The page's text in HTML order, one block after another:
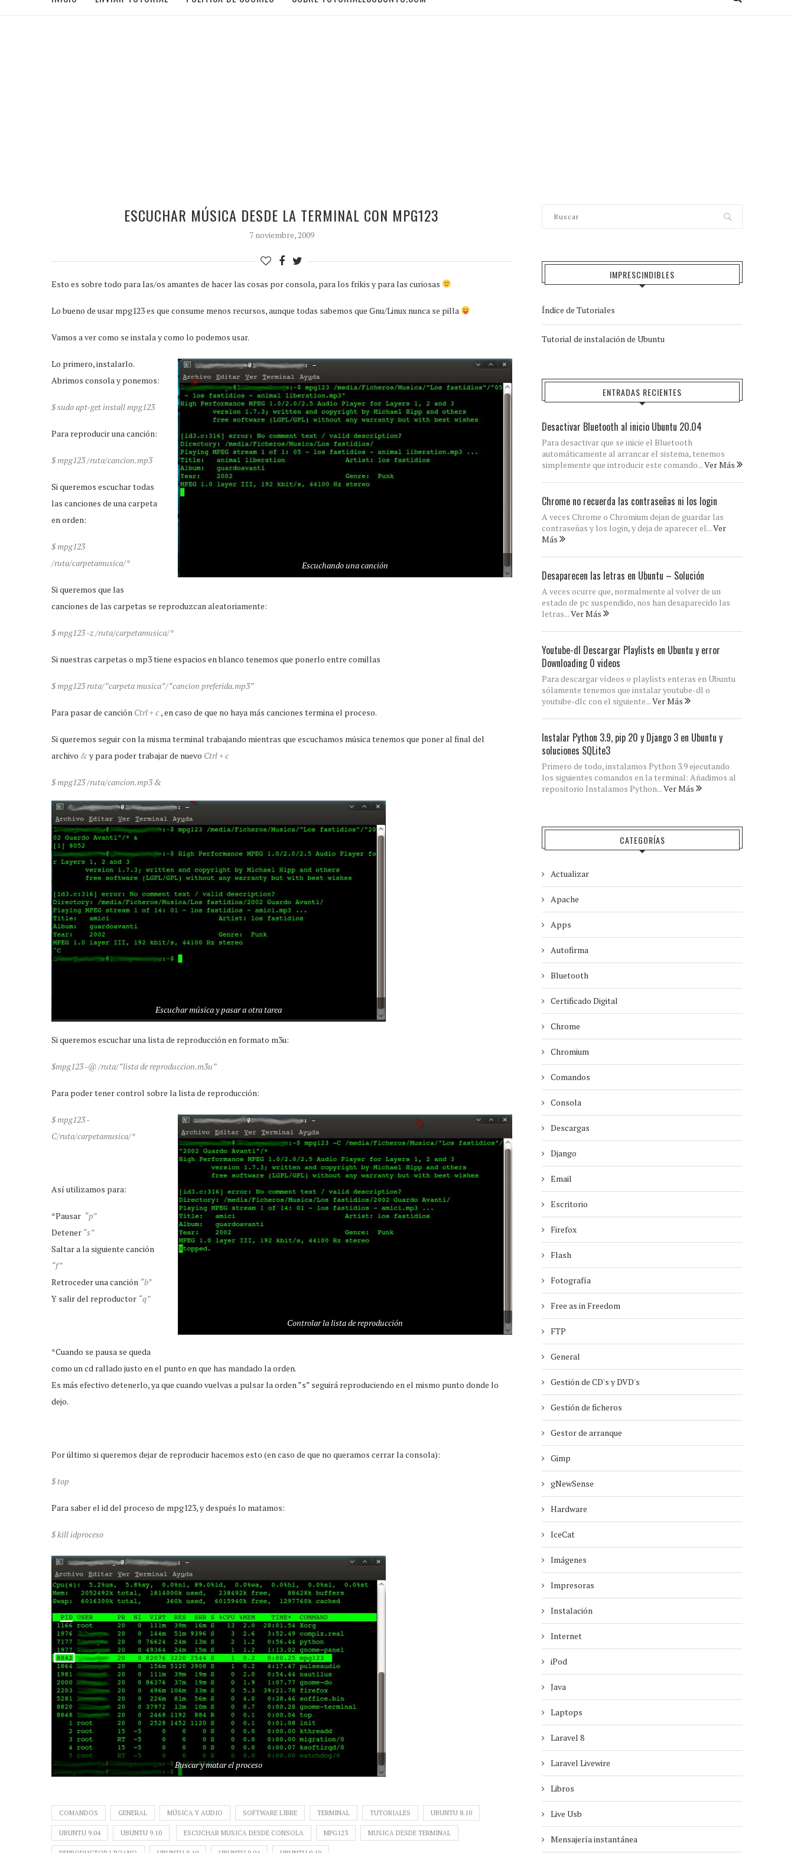
ESCUCHAR MÚSICA DESDE LA TERMINAL CON MPG123
7 noviembre, 2009
Esto es sobre todo para las/os amantes de hacer las cosas por consola, para los frikis y para las curiosas
Lo bueno de usar mpg123 es que consume menos recursos, aunque todas sabemos que Gnu/Linux nunca se pilla
Vamos a ver como se instala y como lo podemos usar.
Escuchando una canción
Lo primero, instalarlo.
Abrimos consola y ponemos:
$ sudo apt-get install mpg123
Para reproducir una canción:
$ mpg123 /ruta/cancion.mp3
Si queremos escuchar todas
las canciones de una carpeta
en orden:
$ mpg123
/ruta/carpetamusica/*
Si queremos que las
canciones de las carpetas se reproduzcan aleatoriamente:
$ mpg123 -z /ruta/carpetamusica/*
Si nuestras carpetas o mp3 tiene espacios en blanco tenemos que ponerlo entre comillas
$ mpg123 ruta/”carpeta musica”/”cancion preferida.mp3”
Para pasar de canción Ctrl + c , en caso de que no haya más canciones termina el proceso.
Si queremos seguir con la misma terminal trabajando mientras que escuchamos música tenemos que poner al final del
archivo & y para poder trabajar de nuevo Ctrl + c
$ mpg123 /ruta/cancion.mp3 &
Escuchar música y pasar a otra tarea
Si queremos escuchar una lista de reproducción en formato m3u:
$mpg123 -@ /ruta/”lista de reproduccion.m3u”
Para poder tener control sobre la lista de reproducción:
Controlar la lista de reproducción
$ mpg123 -
C/ruta/carpetamusica/*
Así utilizamos para:
*Pausar “p”
Detener “s”
Saltar a la siguiente canción
“f”
Retroceder una canción “b”
Y salir del reproductor “q”
*Cuando se pausa se queda
como un cd rallado justo en el punto en que has mandado la orden.
Es más efectivo detenerlo, ya que cuando vuelvas a pulsar la orden ”s” seguirá reproduciendo en el mismo punto donde lo
dejo.
Por último si queremos dejar de reproducir hacemos esto (en caso de que no queramos cerrar la consola):
$ top
Para saber el id del proceso de mpg123, y después lo matamos:
$ kill idproceso
Buscar y matar el proceso
COMANDOS GENERAL MÚSICA Y AUDIO SOFTWARE LIBRE TERMINAL TUTORIALES UBUNTU 8.10
UBUNTU 9.04 UBUNTU 9.10 ESCUCHAR MUSICA DESDE CONSOLA MPG123 MUSICA DESDE TERMINAL
IMPRESCINDIBLES
Índice de Tutoriales
Tutorial de instalación de Ubuntu
ENTRADAS RECIENTES
Desactivar Bluetooth al inicio Ubuntu 20.04
Para desactivar que se inicie el Bluetooth
automáticamente al arrancar el sistema, tenemos
simplemente que introducir este comando...Ver Más
Chrome no recuerda las contraseñas ni los login
A veces Chrome o Chromium dejan de guardar las
contraseñas y los login, y deja de aparecer el...Ver
Más
Desaparecen las letras en Ubuntu – Solución
A veces ocurre que, normalmente al volver de un
estado de pc suspendido, nos han desaparecido las
letras...Ver Más
Youtube-dl Descargar Playlists en Ubuntu y error
Downloading 0 videos
Para descargar vídeos o playlists enteras en Ubuntu
sólamente tenemos que instalar youtube-dl o
youtube-dlc con el siguiente...Ver Más
Instalar Python 3.9, pip 20 y Django 3 en Ubuntu y
soluciones SQLite3
Primero de todo, instalamos Python 3.9 ejecutando
los siguientes comandos en la terminal: Añadimos al
repositorio Instalamos Python...Ver Más
CATEGORÍAS
Actualizar
Apache
Apps
Autofirma
Bluetooth
Certificado Digital
Chrome
Chromium
Comandos
Consola
Descargas
Django
Email
Escritorio
Firefox
Flash
Fotografía
Free as in Freedom
FTP
General
Gestión de CD's y DVD's
Gestión de ficheros
Gestor de arranque
Gimp
gNewSense
Hardware
IceCat
Imágenes
Impresoras
Instalación
Internet
iPod
Java
Laptops
Laravel 8
Laravel Livewire
Libros
Live Usb
Mensajería instantánea